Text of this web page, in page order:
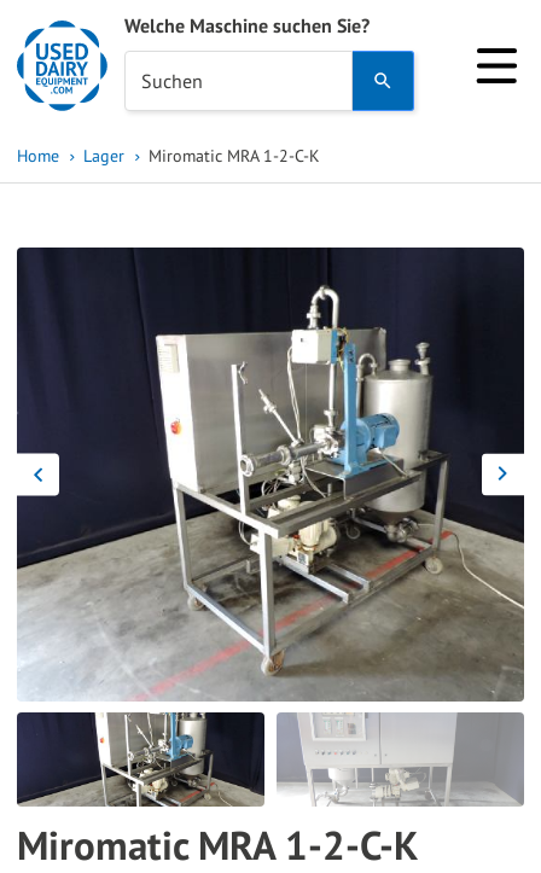
Welche Maschine suchen Sie?
Suchen
and
select
a
result.
Press
enter
to
go
to
the
selected
search
result.
Touch
device
users
use
Home Lager Miromatic MRA 1-2-C-K
Miromatic MRA 1-2-C-K